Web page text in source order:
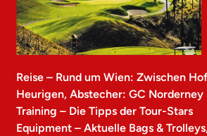
Reise – Rund um Wien: Zwischen
Heurigen, Abstecher: GC Norderney
Training – Die Tipps der Tour-Stars
Equipment – Aktuelle Bags &